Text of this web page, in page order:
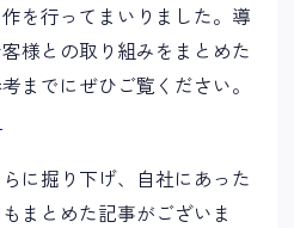
を行ってまいりました。導
様との取り組みをまとめた
までにぜひご覧ください。
に掘り下げ、自社にあった
まとめた記事がございま